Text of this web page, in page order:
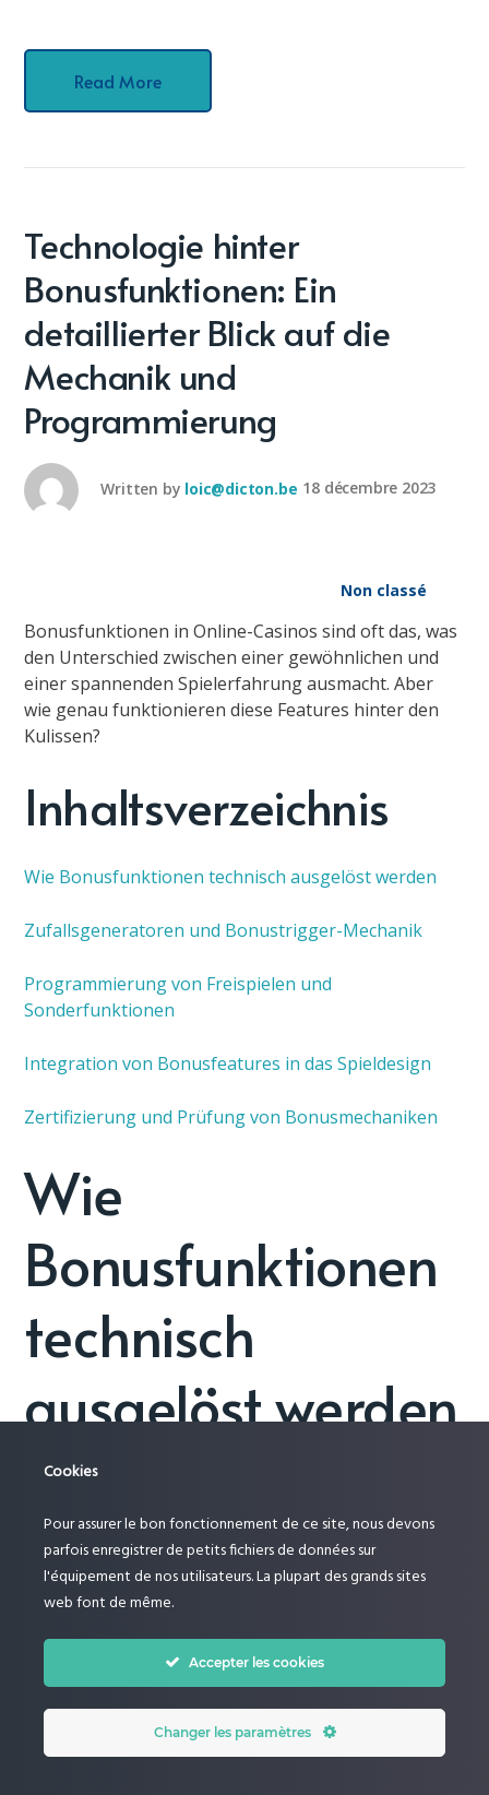
Read More
Technologie hinter
Bonusfunktionen: Ein
detaillierter Blick auf die
Mechanik und
Programmierung
Written by loic@dicton.be 18 décembre 2023
Non classé
Bonusfunktionen in Online-Casinos sind oft das, was
den Unterschied zwischen einer gewöhnlichen und
einer spannenden Spielerfahrung ausmacht. Aber
wie genau funktionieren diese Features hinter den
Kulissen?
Inhaltsverzeichnis
Wie Bonusfunktionen technisch ausgelöst werden
Zufallsgeneratoren und Bonustrigger-Mechanik
Programmierung von Freispielen und
Sonderfunktionen
Integration von Bonusfeatures in das Spieldesign
Zertifizierung und Prüfung von Bonusmechaniken
Wie
Bonusfunktionen
technisch
ausgelöst werden
Bonusfunktionen starten meist durch bestimmte
Auslöser können Symbole oder Kombinationen sein,
die auf den Walzen erscheinen – etwa drei Scatter bei
Starburst von NetEnt oder Bonussymbole bei Big
Bass Bonanza von Pragmatic Play. Das System
erkennt diese Muster in Echtzeit und aktiviert
daraufhin den Bonus.
Cookies
Pour assurer le bon fonctionnement de ce site, nous devons
parfois enregistrer de petits fichiers de données sur
l'équipement de nos utilisateurs. La plupart des grands sites
web font de même.
Accepter les cookies
Changer les paramètres